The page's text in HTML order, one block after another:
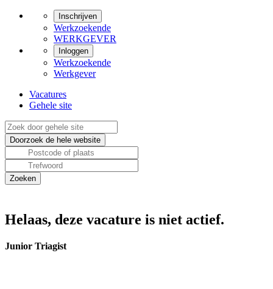
Inschrijven
Werkzoekende
WERKGEVER
Inloggen
Werkzoekende
Werkgever
Vacatures
Gehele site
Helaas, deze vacature is niet actief.
Junior Triagist